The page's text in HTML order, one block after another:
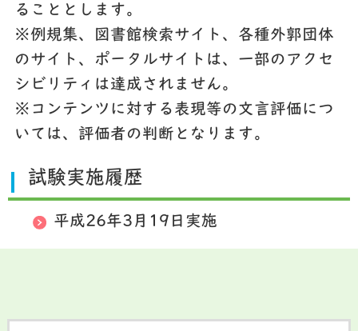
ることとします。
※例規集、図書館検索サイト、各種外郭団体
のサイト、ポータルサイトは、一部のアクセ
シビリティは達成されません。
※コンテンツに対する表現等の文言評価につ
いては、評価者の判断となります。
試験実施履歴
平成26年3月19日実施